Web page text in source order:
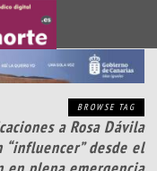
BROWSE TAG
a Rosa Dávila
desde el